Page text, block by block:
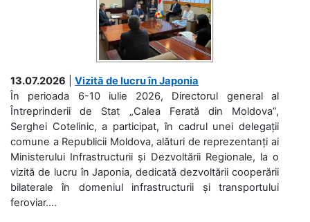
13.07.2026
Vizită de lucru în Japonia
În perioada 6-10 iulie 2026, Directorul general al
Întreprinderii de Stat „Calea Ferată din Moldova”,
Serghei Cotelinic, a participat, în cadrul unei delegații
comune a Republicii Moldova, alături de reprezentanți ai
Ministerului Infrastructurii și Dezvoltării Regionale, la o
vizită de lucru în Japonia, dedicată dezvoltării cooperării
bilaterale în domeniul infrastructurii și transportului
feroviar....